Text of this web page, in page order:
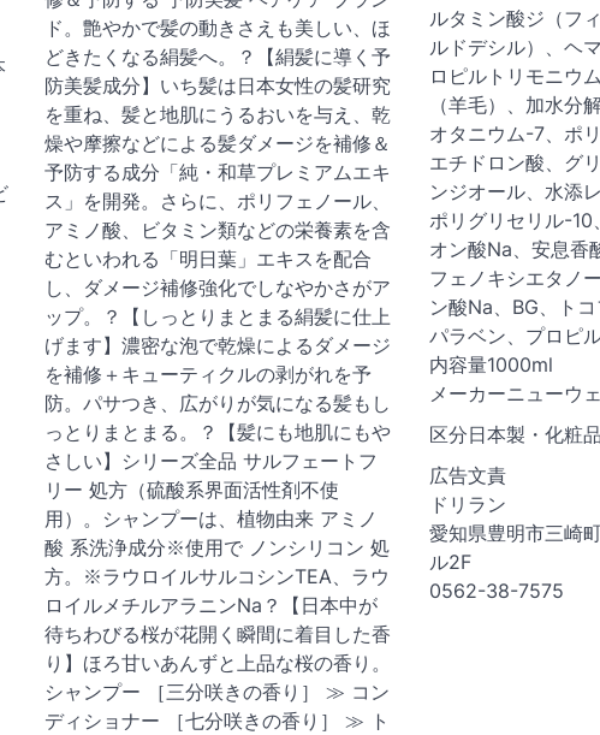
ド。艶やかで髪の動きさえも美しい、ほ
どきたくなる絹髪へ。？【絹髪に導く予
防美髪成分】いち髪は日本女性の髪研究
を重ね、髪と地肌にうるおいを与え、乾
燥や摩擦などによる髪ダメージを補修＆
予防する成分「純・和草プレミアムエキ
ス」を開発。さらに、ポリフェノール、
アミノ酸、ビタミン類などの栄養素を含
むといわれる「明日葉」エキスを配合
し、ダメージ補修強化でしなやかさがア
ップ。？【しっとりまとまる絹髪に仕上
げます】濃密な泡で乾燥によるダメージ
を補修＋キューティクルの剥がれを予
防。パサつき、広がりが気になる髪もし
っとりまとまる。？【髪にも地肌にもや
さしい】シリーズ全品 サルフェートフ
リー 処方（硫酸系界面活性剤不使
用）。シャンプーは、植物由来 アミノ
酸 系洗浄成分※使用で ノンシリコン 処
方。※ラウロイルサルコシンTEA、ラウ
ロイルメチルアラニンNa？【日本中が
待ちわびる桜が花開く瞬間に着目した香
り】ほろ甘いあんずと上品な桜の香り。
シャンプー ［三分咲きの香り］ ≫ コン
ディショナー ［七分咲きの香り］ ≫ ト
ルタミン酸ジ（フ
ルドデシル）、ヘ
ロピルトリモニウ
（羊毛）、加水分
オタニウム-7、ポ
エチドロン酸、グ
ンジオール、水添
ポリグリセリル-10
オン酸Na、安息香
フェノキシエタノ
ン酸Na、BG、ト
パラベン、プロピ
内容量1000ml
メーカーニューウ
区分日本製・化粧品
広告文責
ドリラン
愛知県豊明市三崎
ル2F
0562-38-7575